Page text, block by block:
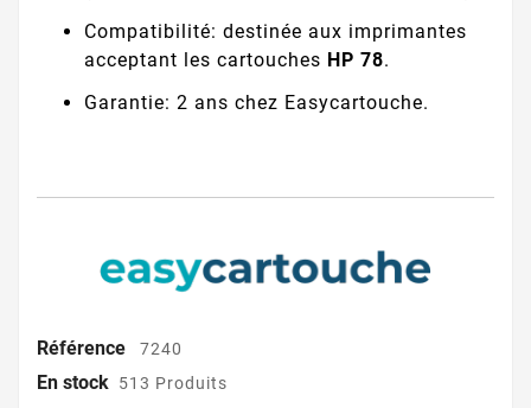
Compatibilité: destinée aux imprimantes
acceptant les cartouches HP 78.
Garantie: 2 ans chez Easycartouche.
Référence 7240
En stock 513 Produits